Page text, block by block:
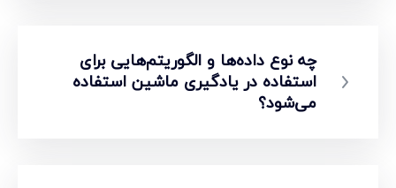
چه نوع داده‌ها و الگوریتم‌هایی برای
استفاده در یادگیری ماشین استفاده
می‌شود؟